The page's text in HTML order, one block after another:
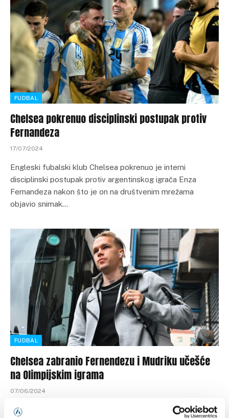
FUDBAL
Chelsea pokrenuo disciplinski postupak protiv
Fernandeza
17/07/2024
Engleski fubalski klub Chelsea pokrenuo je interni
disciplinski postupak protiv argentinskog igrača Enza
Fernandeza nakon što je on na društvenim mrežama
objavio snimak…
FUDBAL
Chelsea zabranio Fernendezu i Mudriku učešće
na Olimpijskim igrama
07/06/2024
Chelsea je odlučio da Enzu Fernandezu i Mihajlu Mudriku